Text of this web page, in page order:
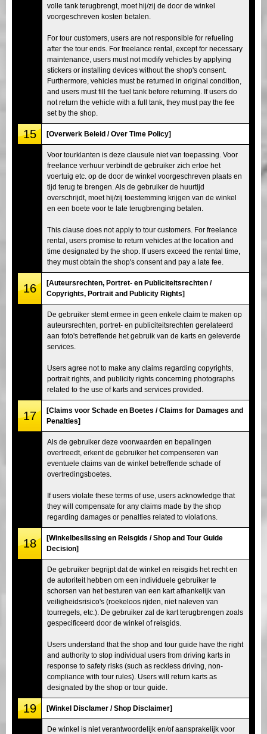
volle tank terugbrengt, moet hij/zij de door de winkel
voorgeschreven kosten betalen.
For tour customers, users are not responsible for refueling
after the tour ends. For freelance rental, except for necessary
maintenance, users must not modify vehicles by applying
stickers or installing devices without the shop's consent.
Furthermore, vehicles must be returned in original condition,
and users must fill the fuel tank before returning. If users do
not return the vehicle with a full tank, they must pay the fee
set by the shop.
15 [Overwerk Beleid / Over Time Policy]
Voor tourklanten is deze clausule niet van toepassing. Voor
freelance verhuur verbindt de gebruiker zich ertoe het
voertuig etc. op de door de winkel voorgeschreven plaats en
tijd terug te brengen. Als de gebruiker de huurtijd
overschrijdt, moet hij/zij toestemming krijgen van de winkel
en een boete voor te late terugbrenging betalen.
This clause does not apply to tour customers. For freelance
rental, users promise to return vehicles at the location and
time designated by the shop. If users exceed the rental time,
they must obtain the shop's consent and pay a late fee.
16
[Auteursrechten, Portret- en Publiciteitsrechten /
Copyrights, Portrait and Publicity Rights]
De gebruiker stemt ermee in geen enkele claim te maken op
auteursrechten, portret- en publiciteitsrechten gerelateerd
aan foto's betreffende het gebruik van de karts en geleverde
services.
Users agree not to make any claims regarding copyrights,
portrait rights, and publicity rights concerning photographs
related to the use of karts and services provided.
17
[Claims voor Schade en Boetes / Claims for Damages and
Penalties]
Als de gebruiker deze voorwaarden en bepalingen
overtreedt, erkent de gebruiker het compenseren van
eventuele claims van de winkel betreffende schade of
overtredingsboetes.
If users violate these terms of use, users acknowledge that
they will compensate for any claims made by the shop
regarding damages or penalties related to violations.
18
[Winkelbeslissing en Reisgids / Shop and Tour Guide
Decision]
De gebruiker begrijpt dat de winkel en reisgids het recht en
de autoriteit hebben om een individuele gebruiker te
schorsen van het besturen van een kart afhankelijk van
veiligheidsrisico's (roekeloos rijden, niet naleven van
tourregels, etc.). De gebruiker zal de kart terugbrengen zoals
gespecificeerd door de winkel of reisgids.
Users understand that the shop and tour guide have the right
and authority to stop individual users from driving karts in
response to safety risks (such as reckless driving, non-
compliance with tour rules). Users will return karts as
designated by the shop or tour guide.
19 [Winkel Disclamer / Shop Disclaimer]
De winkel is niet verantwoordelijk en/of aansprakelijk voor